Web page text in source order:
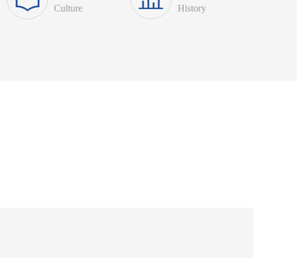
Culture History